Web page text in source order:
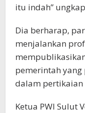
itu indah”
Dia berharap,
menjalankan
pemerintah
dalam pertikaian
Ketua PWI Sulut